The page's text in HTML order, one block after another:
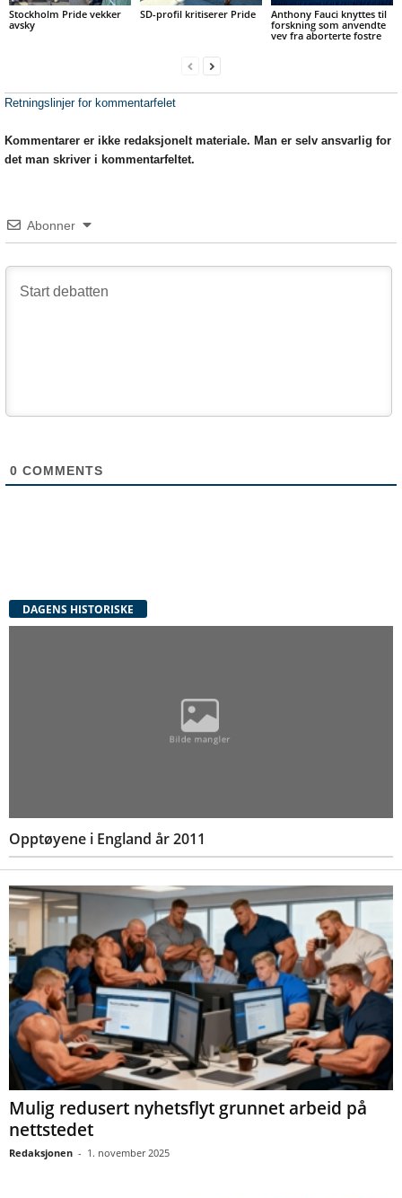
Stockholm Pride vekker
avsky
SD-profil kritiserer Pride
Anthony Fauci knyttes til
forskning som anvendte
vev fra aborterte fostre
Retningslinjer for kommentarfelet
Kommentarer er ikke redaksjonelt materiale. Man er selv ansvarlig for
det man skriver i kommentarfeltet.
Abonner
0 COMMENTS
DAGENS HISTORISKE
Opptøyene i England år 2011
Mulig redusert nyhetsflyt grunnet arbeid på
nettstedet
Redaksjonen - 1. november 2025